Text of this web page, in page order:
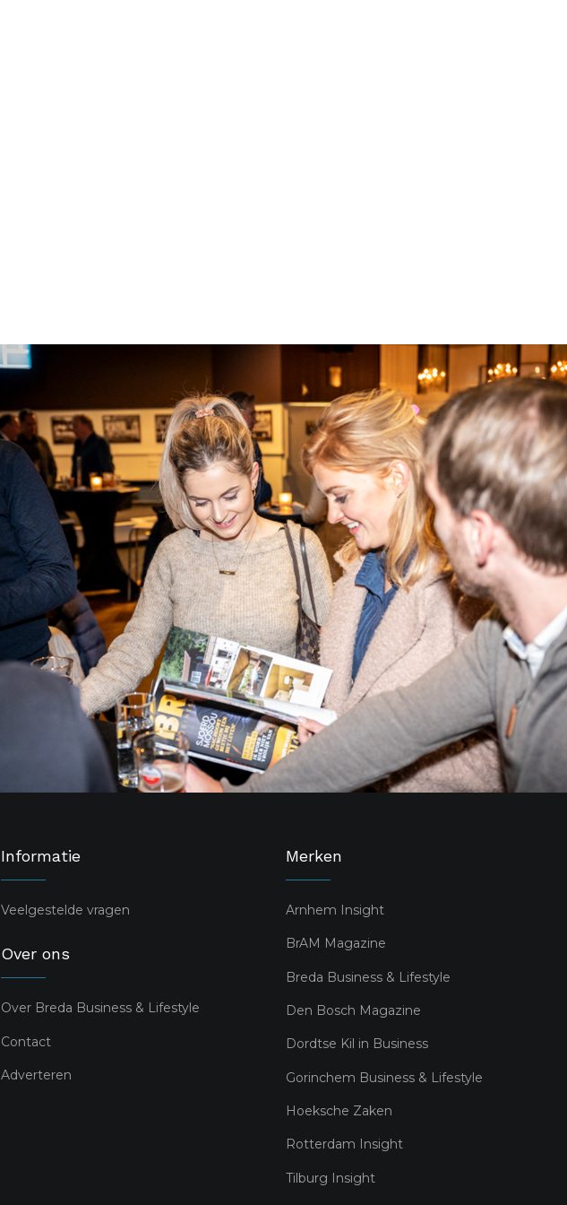
Informatie
Veelgestelde vragen
Over ons
Over Breda Business & Lifestyle
Contact
Adverteren
Merken
Arnhem Insight
BrAM Magazine
Breda Business & Lifestyle
Den Bosch Magazine
Dordtse Kil in Business
Gorinchem Business & Lifestyle
Hoeksche Zaken
Rotterdam Insight
Tilburg Insight